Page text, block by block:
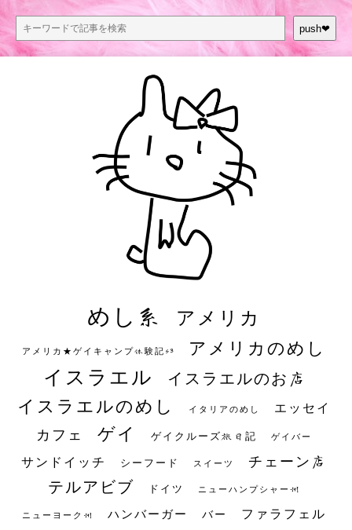
push❤︎
めし系 アメリカ
アメリカ★ゲイキャンプ体験記S3 アメリカのめし
イスラエル イスラエルのお店
イスラエルのめし イタリアのめし エッセイ
カフェ ゲイ ゲイクルーズ旅日記 ゲイバー
サンドイッチ シーフード スイーツ チェーン店
テルアビブ ドイツ ニューハンプシャー州
ニューヨーク州 ハンバーガー バー ファラフェル